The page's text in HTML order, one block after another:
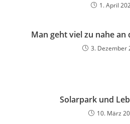
1. April
Man geht viel zu nahe an
3. Dezember
Solarpark und
10. März